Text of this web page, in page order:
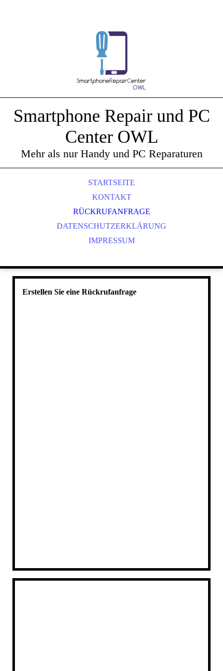
Smartphone Repair und PC
Center OWL
Mehr als nur Handy und PC Reparaturen
STARTSEITE
KONTAKT
RÜCKRUFANFRAGE
DATENSCHUTZERKLÄRUNG
IMPRESSUM
Erstellen Sie eine Rückrufanfrage